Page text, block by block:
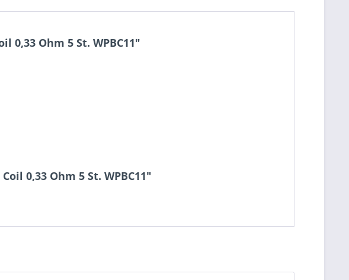
Ohm 5 St. WPBC11"
0,33 Ohm 5 St. WPBC11"